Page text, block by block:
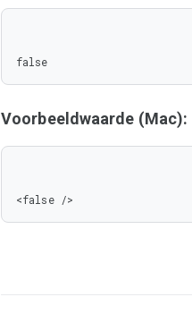
false
Voorbeeldwaarde (Mac):
<false />